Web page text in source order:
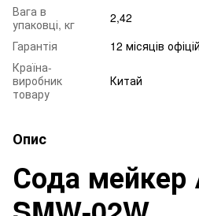
Вага в
упаковці, кг
2,42
Гарантія
12 місяців
Країна-
виробник
товару
Китай
Опис
Сода